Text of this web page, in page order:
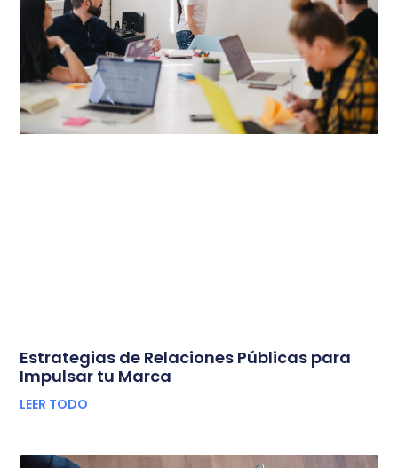
Estrategias de Relaciones Públicas para
Impulsar tu Marca
LEER TODO